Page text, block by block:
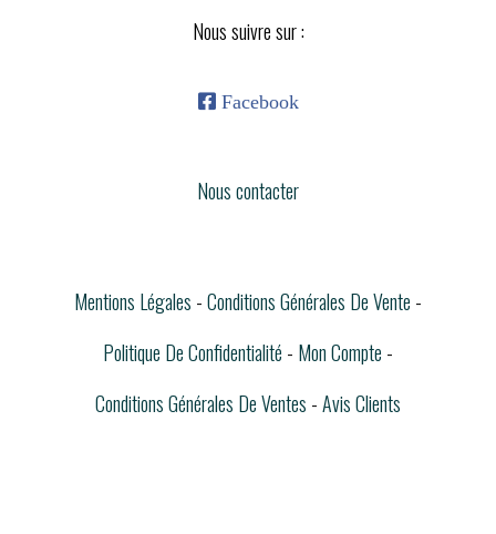
Nous suivre sur :
 Facebook
Nous contacter
Mentions Légales Conditions Générales De Vente
Politique De Confidentialité
Mon Compte
Conditions Générales De Ventes Avis Clients